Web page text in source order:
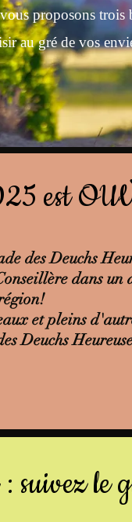
proposons trois
au gré de vos
suivez le
est
des Deuchs
dans
et pleins
Deuchs